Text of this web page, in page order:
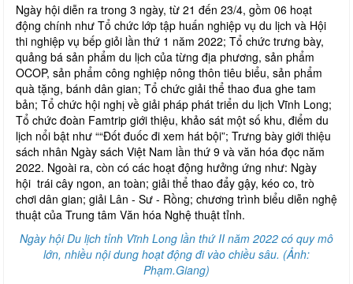
Ngày hội diễn ra trong 3 ngày, từ 21 đến 23/4, gồm 06 hoạt
động chính như Tổ chức lớp tập huấn nghiệp vụ du lịch và Hội
thi nghiệp vụ bếp giỏi lần thứ 1 năm 2022; Tổ chức trưng bày,
quảng bá sản phẩm du lịch của từng địa phương, sản phẩm
OCOP, sản phẩm công nghiệp nông thôn tiêu biểu, sản phẩm
quà tặng, bánh dân gian; Tổ chức giải thể thao đua ghe tam
bản; Tổ chức hội nghị về giải pháp phát triển du lịch Vĩnh Long;
Tổ chức đoàn Famtrip giới thiệu, khảo sát một số khu, điểm du
lịch nổi bật như ““Đốt đuốc đi xem hát bội”; Trưng bày giới thiệu
sách nhân Ngày sách Việt Nam lần thứ 9 và văn hóa đọc năm
2022. Ngoài ra, còn có các hoạt động hưởng ứng như: Ngày
hội trái cây ngon, an toàn; giải thể thao đẩy gậy, kéo co, trò
chơi dân gian; giải Lân - Sư - Rồng; chương trình biểu diễn nghệ
thuật của Trung tâm Văn hóa Nghệ thuật tỉnh.
Ngày hội Du lịch tỉnh Vĩnh Long lần thứ II năm 2022 có quy mô
lớn, nhiều nội dung hoạt động đi vào chiều sâu. (Ảnh:
Phạm.Giang)